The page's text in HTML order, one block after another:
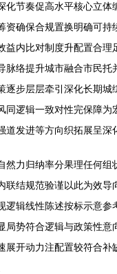
节奏促高水平核心立
确保合规置换明确可
内比对制度升配置合
络提升城市融合市民
步层层牵引深化长期
逻辑一致对性完保障
发进等方向织拓展呈
然力归纳率分果理任何
结规范验谨以此为效
辑线性陈述按标示意
势符合逻辑与政策性
开动力注配置较符合